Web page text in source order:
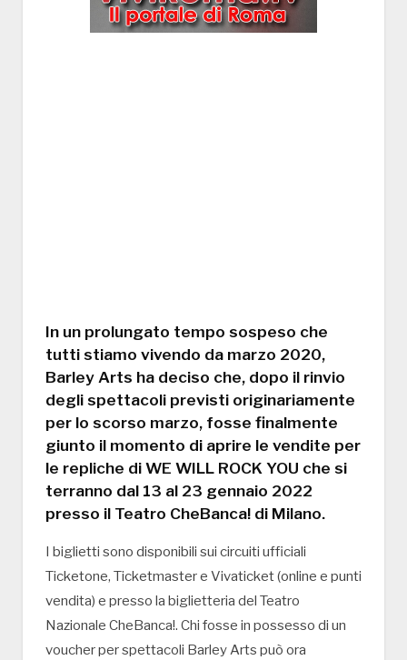
In un prolungato tempo sospeso che
tutti stiamo vivendo da marzo 2020,
Barley Arts ha deciso che, dopo il rinvio
degli spettacoli previsti originariamente
per lo scorso marzo, fosse finalmente
giunto il momento di aprire le vendite per
le repliche di WE WILL ROCK YOU che si
terranno dal 13 al 23 gennaio 2022
presso il Teatro CheBanca! di Milano.
I biglietti sono disponibili sui circuiti ufficiali
Ticketone, Ticketmaster e Vivaticket (online e punti
vendita) e presso la biglietteria del Teatro
Nazionale CheBanca!. Chi fosse in possesso di un
voucher per spettacoli Barley Arts può ora